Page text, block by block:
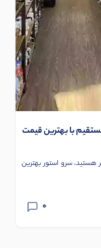
با بهترین قیمت
هستید، سرو استور بهترین
0